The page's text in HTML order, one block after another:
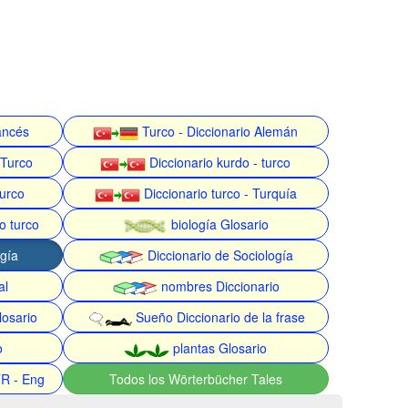
Turco - Diccionario Alemán
Diccionario kurdo - turco
Diccionario turco - Turquía
turco
biología Glosario
Diccionario de Sociología
nombres Diccionario
Sueño Diccionario de la frase
plantas Glosario
- Eng Todos los Wörterbücher Tales